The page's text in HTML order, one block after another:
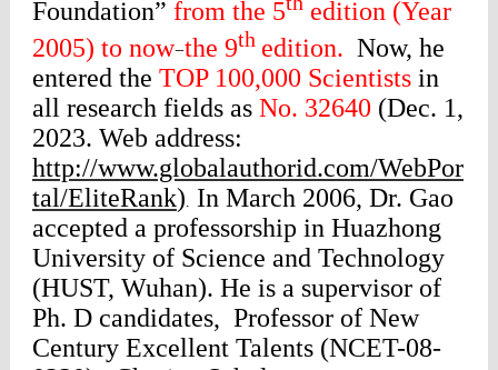
Foundation” from the 5
edition (Year
2005) to now−the 9th edition. Now, he
entered the TOP 100,000 Scientistsin
all research fields as No. 32640 (Dec. 1,
2023. Web address:
http://www.globalauthorid.com/WebPor
tal/EliteRank). In March 2006, Dr. Gao
accepted a professorship in Huazhong
University of Science and Technology
(HUST, Wuhan). He is a supervisor of
Ph. D candidates, Professor of New
Century Excellent Talents (NCET-08-